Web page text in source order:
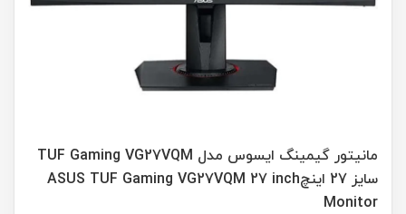
مانیتور گیمینگ ایسوس مدل TUF Gaming VG27VQM
سایز 27 اینچASUS TUF Gaming VG27VQM 27 inch
Monitor